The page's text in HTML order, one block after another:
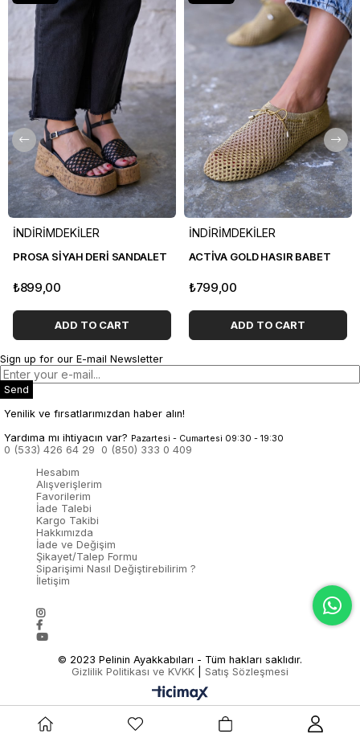
İNDİRİMDEKİLER
PROSA SİYAH DERİ SANDALET
₺899,00
ADD TO CART
İNDİRİMDEKİLER
ACTİVA GOLD HASIR BABET
₺799,00
ADD TO CART
Sign up for our E-mail Newsletter
Send
Yenilik ve fırsatlarımızdan haber alın!
Yardıma mı ihtiyacın var? Pazartesi - Cumartesi 09:30 - 19:30
0 (533) 426 64 29
0 (850) 333 0 409
Hesabım
Alışverişlerim
Favorilerim
İade Talebi
Kargo Takibi
Hakkımızda
İade ve Değişim
Şikayet/Talep Formu
Siparişimi Nasıl Değiştirebilirim ?
İletişim
© 2023 Pelinin Ayakkabıları - Tüm hakları saklıdır.
Gizlilik Politikası ve KVKK
Satış Sözleşmesi